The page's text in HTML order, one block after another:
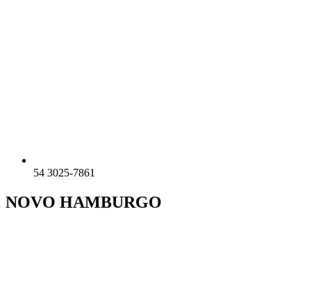
54 3025-7861
NOVO HAMBURGO